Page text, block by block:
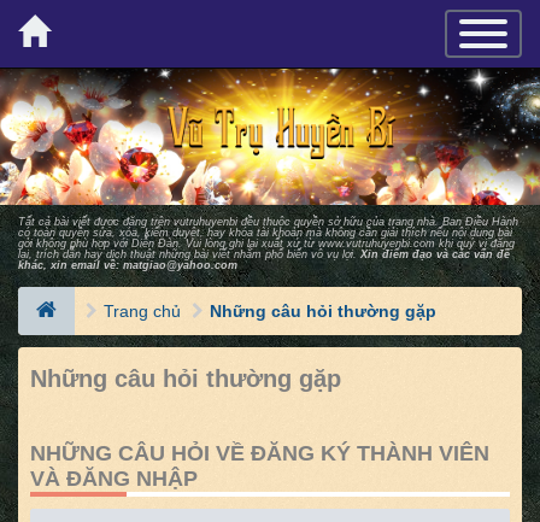
×
Tất cả bài viết được đăng trên vutruhuyenbi đều thuộc quyền sở hữu của trang nhà. Ban Ðiều Hành
có toàn quyền sửa, xóa, kiểm duyệt, hay khóa tài khoản mà không cần giải thích nếu nội dung bài
gởi không phù hợp với Diễn Ðàn. Vui lòng ghi lại xuất xứ từwww.vutruhuyenbi.comkhi quý vị đăng
lại, trích dẫn hay dịch thuật những bài viết nhằm phổ biến vô vụ lợi. Xin điểm đạo và các vấn đề
khác, xin email về: matgiao@yahoo.com
Trang chủ Những câu hỏi thường gặp
Những câu hỏi thường gặp
NHỮNG CÂU HỎI VỀ ĐĂNG KÝ THÀNH VIÊN
VÀ ĐĂNG NHẬP